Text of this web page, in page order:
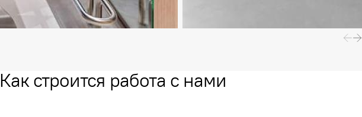
Как строится работа с нами